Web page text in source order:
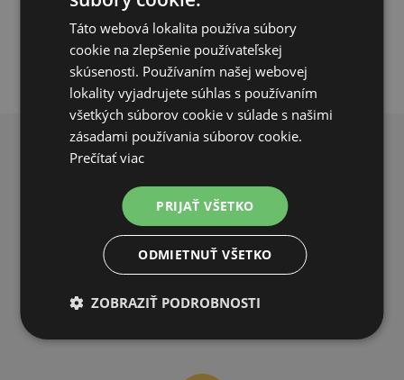
PRIDAŤ DO KOŠÍKA
PREČO NAKUPOVAŤ U NÁS?
DOPRAVA ZDARMA
Táto webová lokalita používa súbory
cookie na zlepšenie používateľskej
skúsenosti. Používaním našej webovej
lokality vyjadrujete súhlas s používaním
všetkých súborov cookie v súlade s našimi
zásadami používania súborov cookie.
Prečítať viac
PRIJAŤ VŠETKO
ODMIETNUŤ VŠETKO
ZOBRAZIŤ PODROBNOSTI